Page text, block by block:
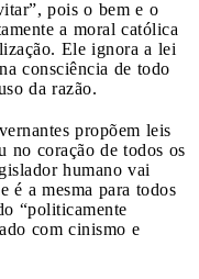
pois o bem e o
a moral católica
Ele ignora a lei
consciência de todo
da razão.
propõem leis
no coração de todos os
humano vai
é a mesma para todos
“politicamente
com cinismo e